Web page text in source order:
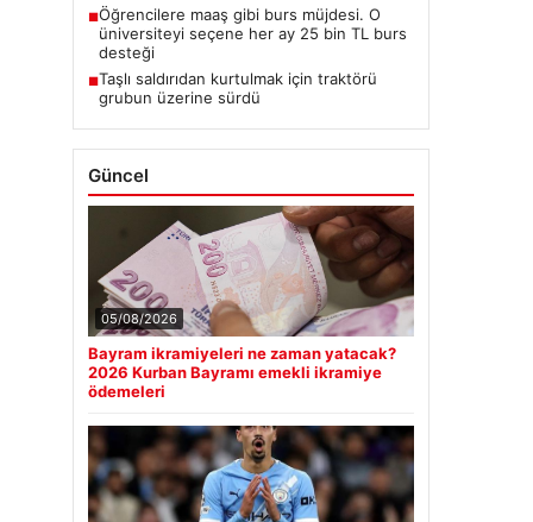
■Öğrencilere maaş gibi burs müjdesi. O
üniversiteyi seçene her ay 25 bin TL burs
desteği
■Taşlı saldırıdan kurtulmak için traktörü
grubun üzerine sürdü
Güncel
05/08/2026
Bayram ikramiyeleri ne zaman yatacak?
2026 Kurban Bayramı emekli ikramiye
ödemeleri